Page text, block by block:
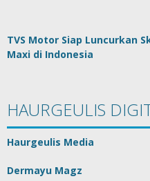
TVS Motor Siap Luncurkan
Maxi di Indonesia
HAURGEULIS
Haurgeulis Media
Dermayu Magz